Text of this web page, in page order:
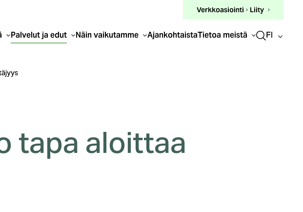
Verkkoasiointi (ulkoinen
linkki)
Liity
Palvelut ja edut Näin vaikutamme AjankohtaistaTietoa meistä FI
tapa aloittaa